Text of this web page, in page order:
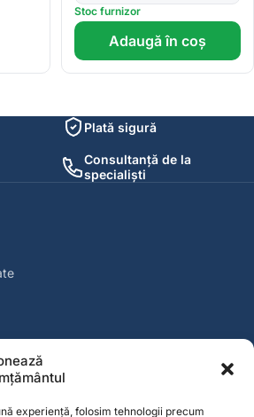
experiență, folosim tehnologii precum
Stoc furnizor
Adaugă în coș
Plată sigură
Consultanță de la
specialiști